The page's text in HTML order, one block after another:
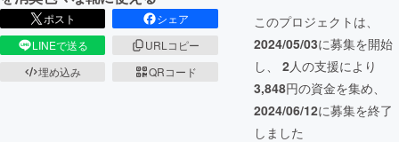
ポスト
シェア
LINEで送る
URLコピー
埋め込み
QRコード
このプロジェクトは、
2024/05/03に募集を開始
し、 2人の支援により
3,848円の資金を集め、
2024/06/12に募集を終了
しました